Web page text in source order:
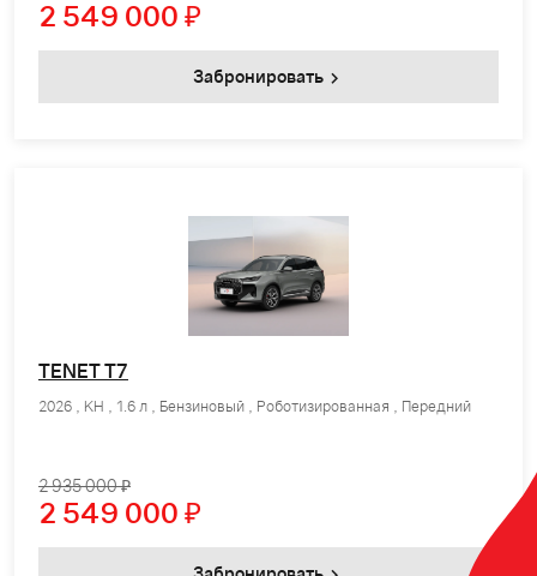
2 549 000 ₽
Забронировать
TENET T7
2026 , KH , 1.6 л , Бензиновый , Роботизированная , Передний
2 935 000 ₽
2 549 000 ₽